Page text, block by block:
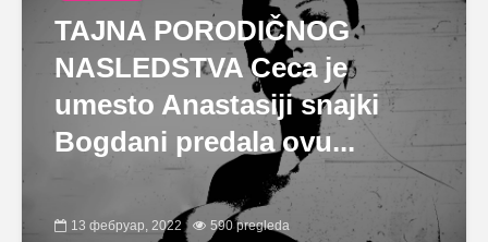
TAJNA PORODIČNOG
NASLEDSTVA Ceca je
umesto Anastasiji snajki
Bogdani predala ovu...
13 фебруар, 2022 590 pregleda